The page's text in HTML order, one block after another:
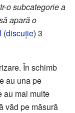
o subcategorie a
apară o
(discuție) 3
În schimb
au una pe
au mai multe
văd pe măsură